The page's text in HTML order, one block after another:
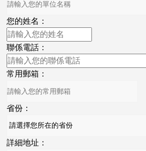
您的姓名：
聯係電話：
常用郵箱：
省份：
詳細地址：